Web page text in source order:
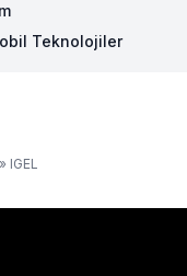
Teknolojiler
» IGEL